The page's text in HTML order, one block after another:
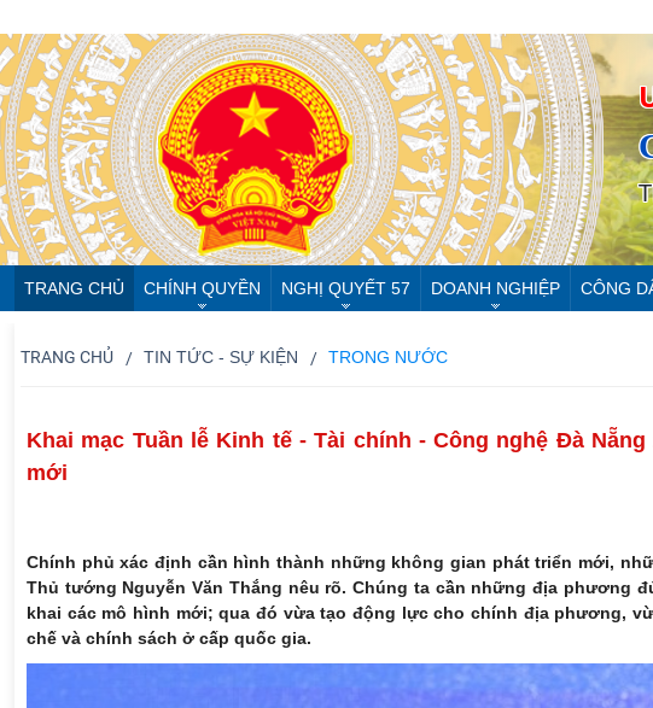
TRANG CHỦ CHÍNH QUYỀN NGHỊ QUYẾT 57 DOANH NGHIỆP CÔNG
TRANG CHỦ TIN TỨC - SỰ KIỆN TRONG NƯỚC
Khai mạc Tuần lễ Kinh tế - Tài chính - Công nghệ Đà
mới
Chính phủ xác định cần hình thành những không gian phát triển mới,
Thủ tướng Nguyễn Văn Thắng nêu rõ. Chúng ta cần những địa phương
khai các mô hình mới; qua đó vừa tạo động lực cho chính địa phương,
chế và chính sách ở cấp quốc gia.